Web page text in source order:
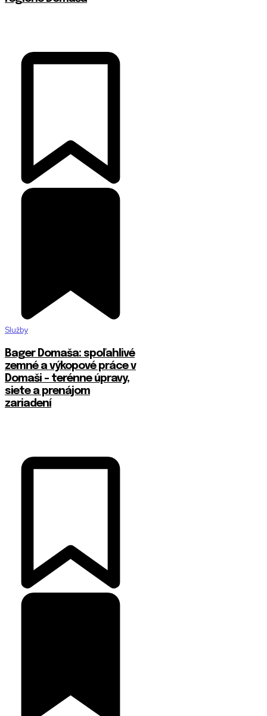
Služby
Bager Domaša: spoľahlivé
zemné a výkopové práce v
Domaši – terénne úpravy,
siete a prenájom
zariadení